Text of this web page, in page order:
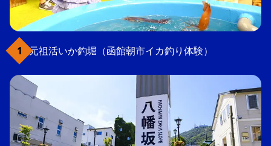
元祖活いか釣堀（函館朝市イカ釣り体験）